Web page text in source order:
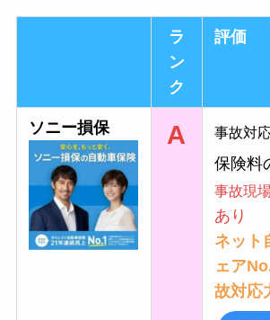
ラ
ン
ク
評価
ソニー損保 A 事故対
保険料
事故現
あり
ネット
ェア
故対応